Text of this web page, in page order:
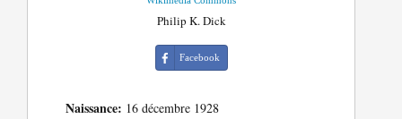
Philip K. Dick
Facebook
Naissance: 16 décembre 1928